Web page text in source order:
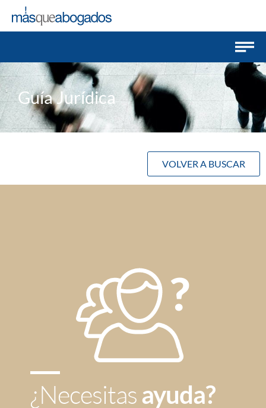
Guía Jurídica
VOLVER A BUSCAR
¿Necesitasayuda?